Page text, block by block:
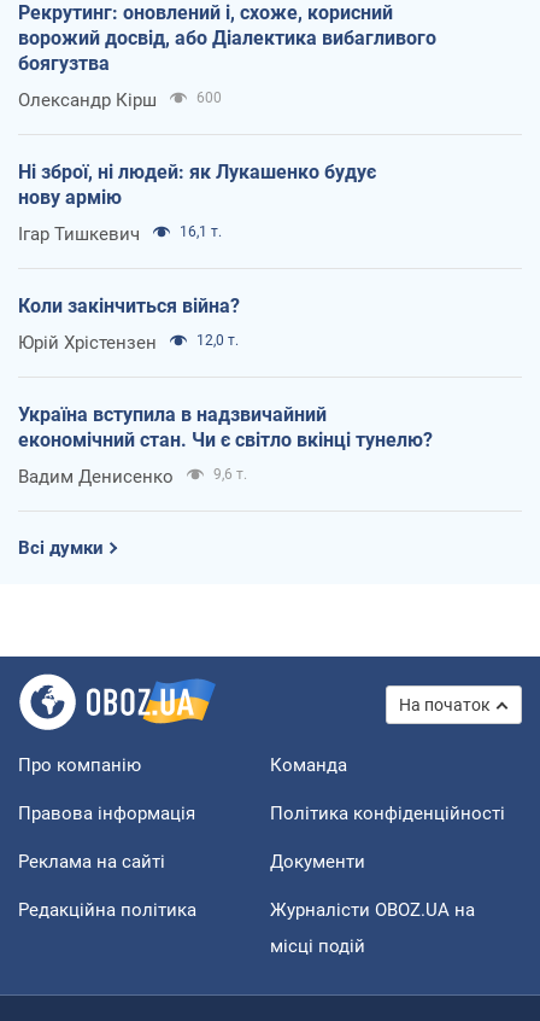
Рекрутинг: оновлений і, схоже, корисний
ворожий досвід, або Діалектика вибагливого
боягузтва
Олександр Кірш 600
Ні зброї, ні людей: як Лукашенко будує
нову армію
Ігар Тишкевич 16,1 т.
Коли закінчиться війна?
Юрій Хрістензен 12,0 т.
Україна вступила в надзвичайний
економічний стан. Чи є світло вкінці тунелю?
Вадим Денисенко 9,6 т.
Всі думки
На початок
Про компанію Команда
Правова інформація Політика конфіденційності
Реклама на сайті Документи
Редакційна політика
Журналісти OBOZ.UA на
місці подій